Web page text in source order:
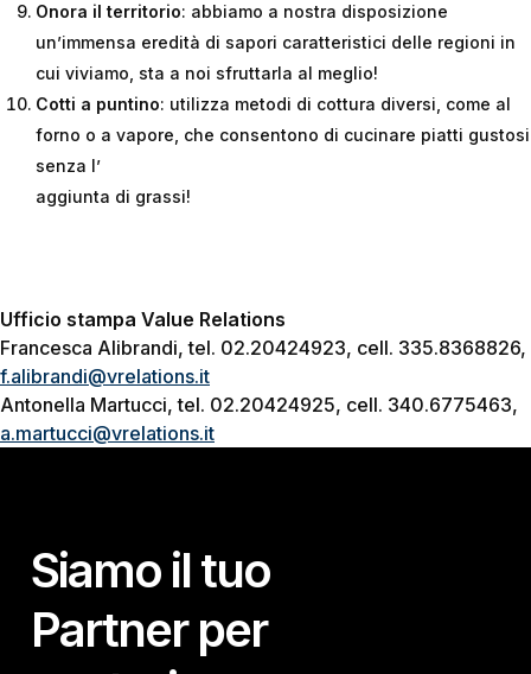
Onora il territorio: abbiamo a nostra disposizione
un’immensa eredità di sapori caratteristici delle regioni in
cui viviamo, sta a noi sfruttarla al meglio!
Cotti a puntino: utilizza metodi di cottura diversi, come al
forno o a vapore, che consentono di cucinare piatti gustosi
senza l’
aggiunta di grassi!
Ufficio stampa Value Relations
Francesca Alibrandi, tel. 02.20424923, cell. 335.8368826,
f.alibrandi@vrelations.it
Antonella Martucci, tel. 02.20424925, cell. 340.6775463,
a.martucci@vrelations.it
Siamo il tuo
Partner per